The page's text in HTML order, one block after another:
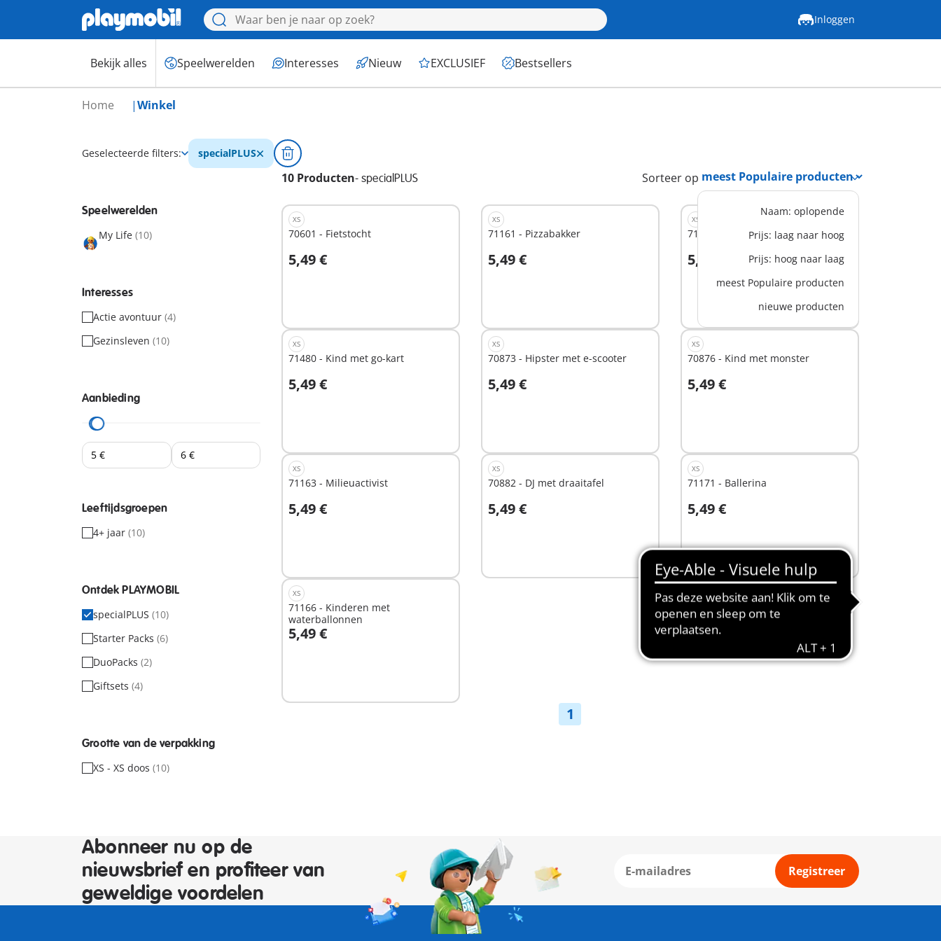
Inloggen
Bekijk alles Speelwerelden Interesses Nieuw EXCLUSIEF Bestsellers
Home Winkel
Geselecteerde filters: specialPLUS
10 Producten- specialPLUS Sorteer op
Naam: oplopende
Prijs: laag naar hoog
Prijs: hoog naar laag
meest Populaire producten
nieuwe producten
Speelwerelden
My Life (10)
Interesses
Actie avontuur (4)
Gezinsleven (10)
Aanbieding
Leeftijdsgroepen
4+ jaar (10)
Ontdek PLAYMOBIL
specialPLUS (10)
Starter Packs (6)
DuoPacks (2)
Giftsets (4)
Grootte van de verpakking
XS - XS doos (10)
XS
70601 - Fietstocht
5,49 €
In winkelwagen
XS
71161 - Pizzabakker
5,49 €
In winkelwagen
XS
71479 - Banketbakker
5,49 €
In winkelwagen
XS
71480 - Kind met go-kart
5,49 €
In winkelwagen
XS
70873 - Hipster met e-scooter
5,49 €
XS
70876 - Kind met monster
5,49 €
XS
71163 - Milieuactivist
5,49 €
XS
70882 - DJ met draaitafel
5,49 €
XS
71171 - Ballerina
5,49 €
Niet
XS
71166 - Kinderen met
waterballonnen
5,49 €
1
Abonneer nu op de
nieuwsbrief en profiteer van
geweldige voordelen
Registreer